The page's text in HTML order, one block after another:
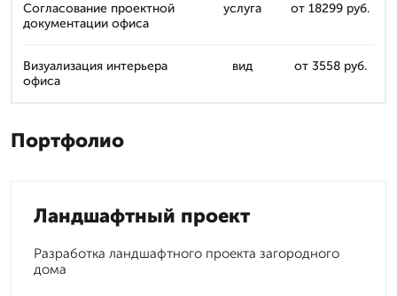
Согласование проектной
документации офиса
услуга от 18299 руб.
Визуализация интерьера
офиса
вид от 3558 руб.
Портфолио
Ландшафтный проект
Разработка ландшафтного проекта загородного
дома